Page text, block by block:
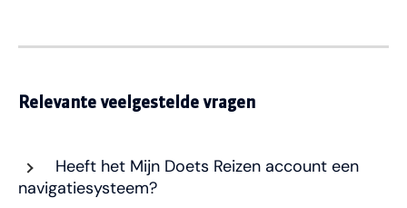
Relevante veelgestelde vragen
Heeft het Mijn Doets Reizen account een
navigatiesysteem?